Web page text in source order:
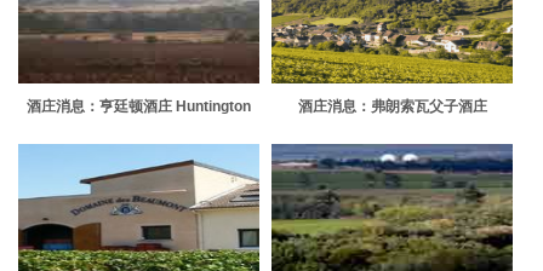
酒庄消息：亨廷顿酒庄 Huntington
酒庄消息：弗朗索瓦父子酒庄